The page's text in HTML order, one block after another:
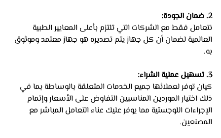
2. ضمان الجودة:
نتعامل فقط مع الشركات التي تلتزم بأعلى المعايير الطبية
العالمية لضمان أن كل جهاز يتم تصديره هو جهاز معتمد وموثوق
به.
3. تسهيل عملية الشراء:
كيان توفر لعملائها جميع الخدمات المتعلقة بالوساطة بما في
ذلك اختيار الموردين المناسبين التفاوض على الأسعار وإتمام
الإجراءات اللوجستية مما يوفر عليك عناء التعامل المباشر مع
المصنعين.